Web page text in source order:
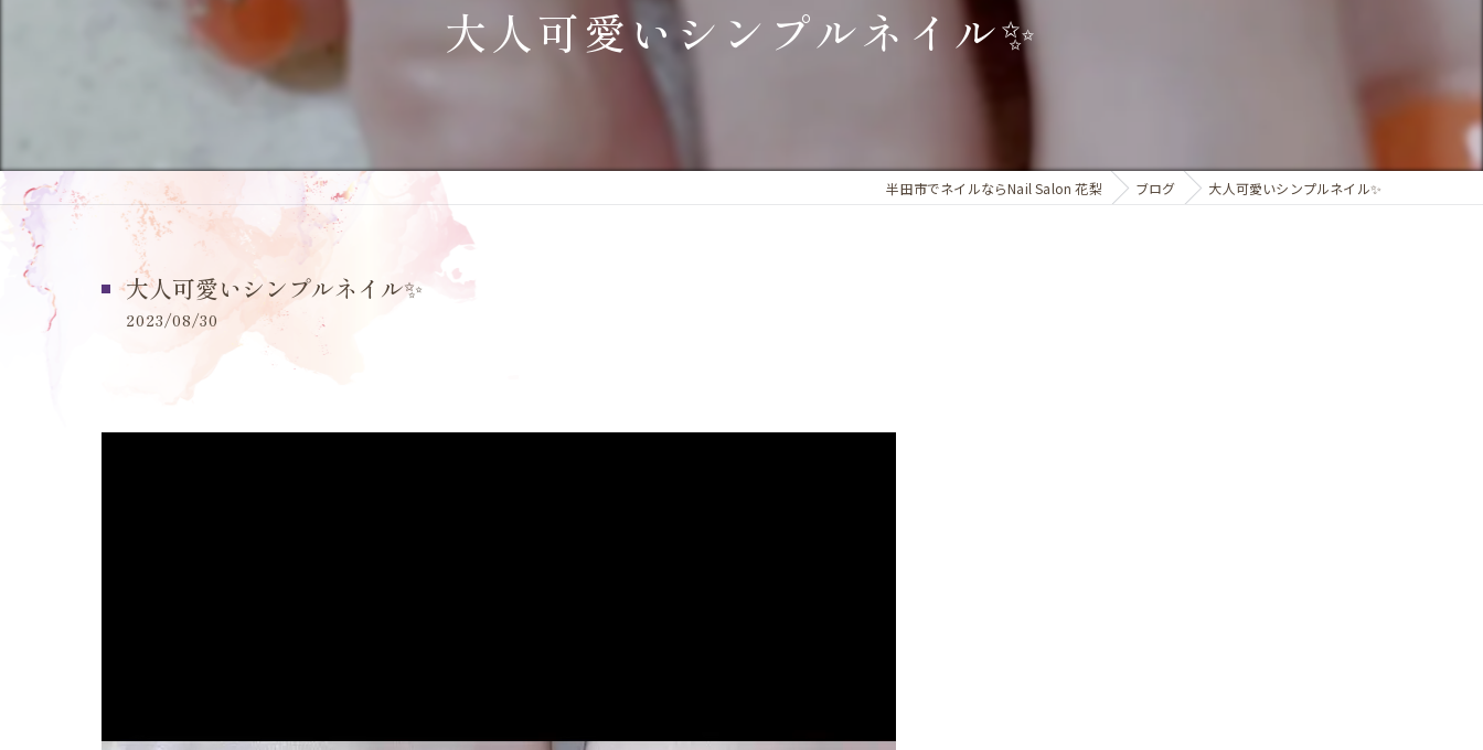
プライベートサロン
大人可愛いシンプルネイル✨
半田市でネイルならNail Salon 花梨 ブログ 大人可愛いシンプルネイル✨
大人可愛いシンプルネイル✨
2023/08/30